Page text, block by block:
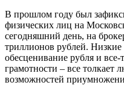
В прошлом году был
физических лиц на
сегодняшний день, на
триллионов рублей.
обесценивание рубля и
грамотности – все толкает
возможностей